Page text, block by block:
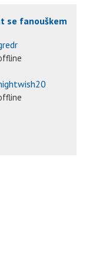
se fanouškem